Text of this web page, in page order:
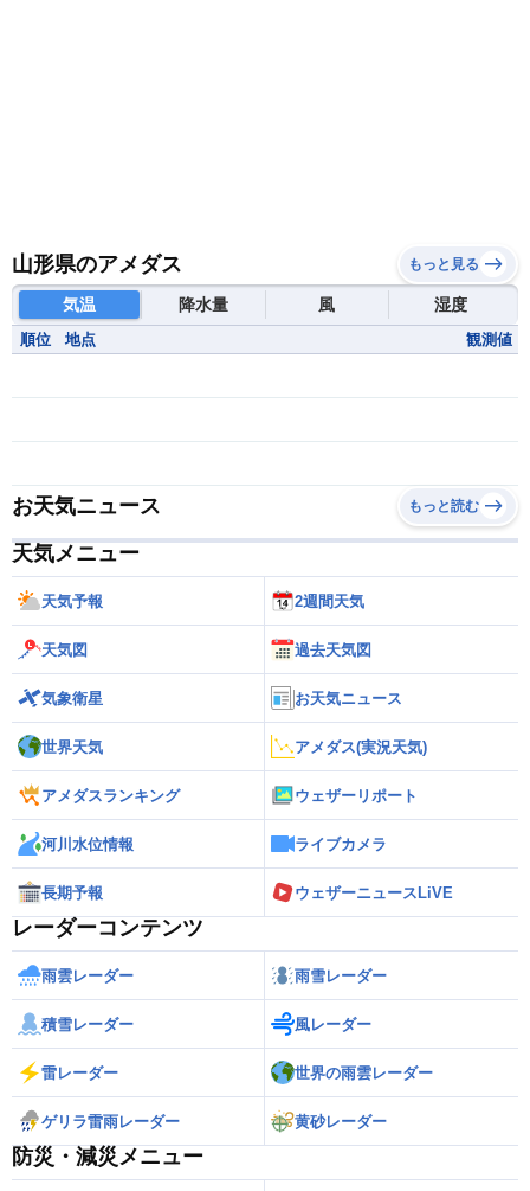
山形県のアメダス もっと見る
気温 降水量 風 湿度
順位 地点 観測値
お天気ニュース もっと読む
天気メニュー
天気予報 2週間天気
天気図 過去天気図
気象衛星 お天気ニュース
世界天気 アメダス(実況天気)
アメダスランキング ウェザーリポート
河川水位情報 ライブカメラ
長期予報 ウェザーニュースLiVE
レーダーコンテンツ
雨雲レーダー 雨雪レーダー
積雪レーダー 風レーダー
雷レーダー 世界の雨雲レーダー
ゲリラ雷雨レーダー 黄砂レーダー
防災・減災メニュー